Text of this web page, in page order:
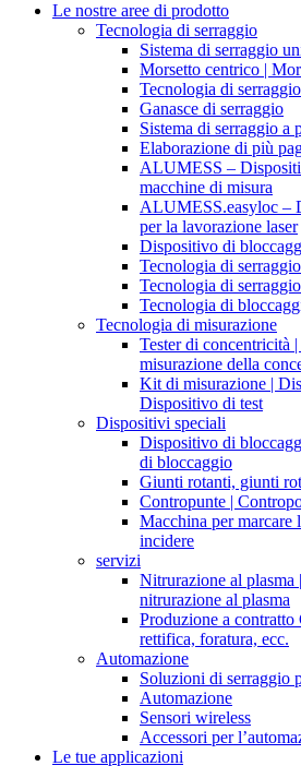
Le nostre aree di prodotto
Tecnologia di serraggio
Sistema di serraggio
Morsetto centrico |
Tecnologia di
Ganasce di serraggio
Sistema di serraggio a
Elaborazione di più
ALUMESS –
macchine di misura
ALUMESS.easyloc –
per la lavorazione laser
Dispositivo di
Tecnologia di
Tecnologia di
Tecnologia di
Tecnologia di misurazione
Tester di concentricità
misurazione della
Kit di misurazione |
Dispositivo di test
Dispositivi speciali
Dispositivo di
di bloccaggio
Giunti rotanti, giunti
Contropunte |
Macchina per marcare
incidere
servizi
Nitrurazione al plasma
nitrurazione al plasma
Produzione a
rettifica, foratura, ecc.
Automazione
Soluzioni di serraggio
Automazione
Sensori wireless
Accessori per
Le tue applicazioni